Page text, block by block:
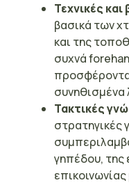
Τεχνικές
βασικά των
και της
συχνά
Τακτικές
στρατηγικές
γηπέδου, της